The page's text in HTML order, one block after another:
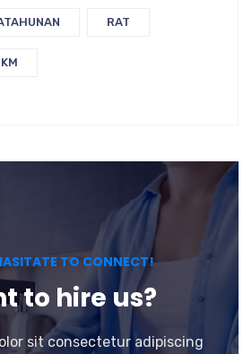
RAT
TO CONNECT!
to hire us?
sit consectetur adipiscing